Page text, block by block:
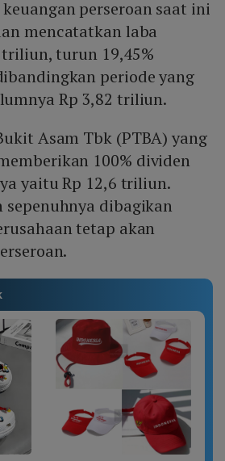
perseroan saat ini
mencatatkan laba
triliun, turun 19,45%
periode yang
Rp 3,82 triliun.
Asam Tbk (PTBA) yang
100% dividen
yaitu Rp 12,6 triliun.
sepenuhnya dibagikan
tetap akan